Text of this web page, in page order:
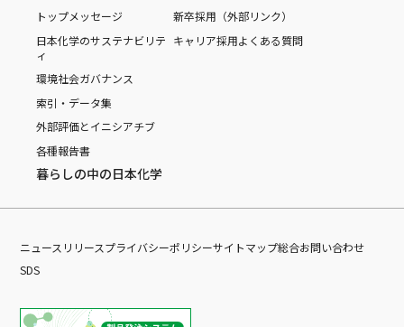
トップメッセージ
日本化学のサステナビリテ
ィ
環境社会ガバナンス
索引・データ集
外部評価とイニシアチブ
各種報告書
新卒採用（外部リンク）
キャリア採用よくある質問
暮らしの中の日本化学
ニュースリリースプライバシーポリシーサイトマップ総合お問い合わせ
SDS